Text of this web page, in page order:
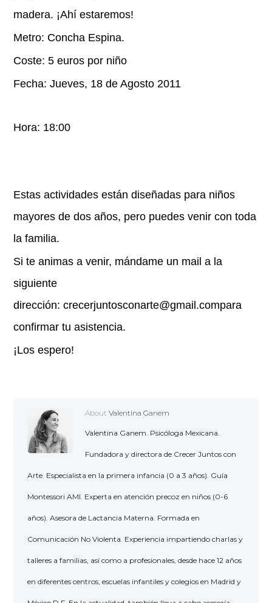
madera. ¡Ahí estaremos!
Metro: Concha Espina.
Coste: 5 euros por niño
Fecha: Jueves, 18 de Agosto 2011
Hora: 18:00
Estas actividades están diseñadas para niños
mayores de dos años, pero puedes venir con toda
la familia.
Si te animas a venir, mándame un mail a la
siguiente
dirección: crecerjuntosconarte@gmail.compara
confirmar tu asistencia.
¡Los espero!
About Valentina Ganem
Valentina Ganem. Psicóloga Mexicana.
Fundadora y directora de Crecer Juntos con
Arte. Especialista en la primera infancia (0 a 3 años). Guía
Montessori AMI. Experta en atención precoz en niños (0-6
años). Asesora de Lactancia Materna. Formada en
Comunicación No Violenta. Experiencia impartiendo charlas y
talleres a familias, así como a profesionales, desde hace 12 años
en diferentes centros, escuelas infantiles y colegios en Madrid y